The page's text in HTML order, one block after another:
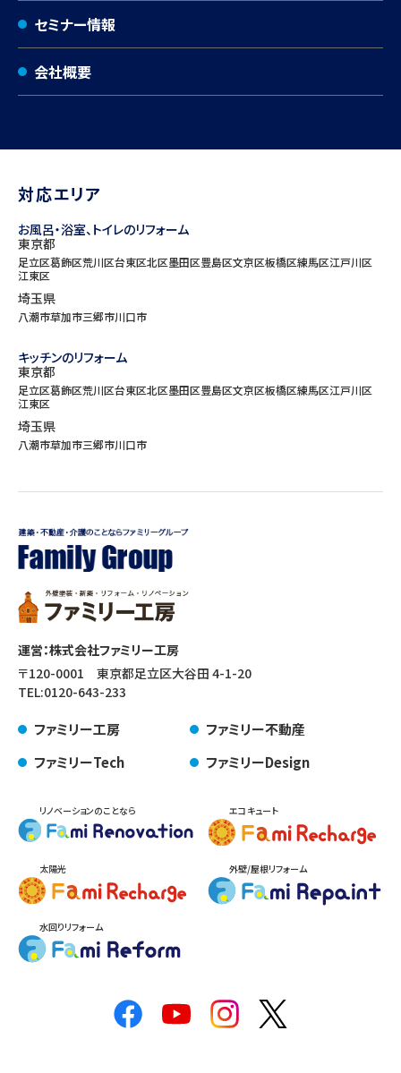
セミナー情報
会社概要
対応エリア
お風呂・浴室、トイレのリフォーム
東京都
足立区葛飾区荒川区台東区北区墨田区豊島区文京区板橋区練馬区江戸川区
江東区
埼玉県
八潮市草加市三郷市川口市
キッチンのリフォーム
東京都
足立区葛飾区荒川区台東区北区墨田区豊島区文京区板橋区練馬区江戸川区
江東区
埼玉県
八潮市草加市三郷市川口市
運営：株式会社ファミリー工房
〒120-0001 東京都足立区大谷田 4-1-20
TEL:0120-643-233
ファミリー工房
ファミリー不動産
ファミリーTech
ファミリーDesign
リノベーションのことなら エコキュート
太陽光 外壁/屋根リフォーム
水回りリフォーム